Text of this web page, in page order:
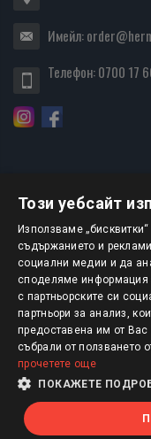
Имейл:
Телефон:0700 17
БЮЛЕТИН
Авторско право © 2025
1 EUR = 1.95583 BGN
Този уебсайт
Използваме
съдържанието и
социални медии и да
споделяме информация
с партньорските си
партньори за анализ,
предоставена им от
събрали от ползването
прочетете още
ПОКАЖЕТЕ